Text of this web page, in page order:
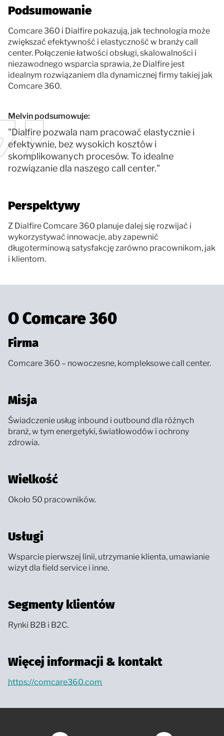
Podsumowanie
Comcare 360 i Dialfire pokazują, jak technologia może
zwiększać efektywność i elastyczność w branży call
center. Połączenie łatwości obsługi, skalowalności i
niezawodnego wsparcia sprawia, że Dialfire jest
idealnym rozwiązaniem dla dynamicznej firmy takiej jak
Comcare 360.
Melvin podsumowuje:
"Dialfire pozwala nam pracować elastycznie i
efektywnie, bez wysokich kosztów i
skomplikowanych procesów. To idealne
rozwiązanie dla naszego call center."
Perspektywy
Z Dialfire Comcare 360 planuje dalej się rozwijać i
wykorzystywać innowacje, aby zapewnić
długoterminową satysfakcję zarówno pracownikom, jak
i klientom.
O Comcare 360
Firma
Comcare 360 – nowoczesne, kompleksowe call center.
Misja
Świadczenie usług inbound i outbound dla różnych
branż, w tym energetyki, światłowodów i ochrony
zdrowia.
Wielkość
Około 50 pracowników.
Usługi
Wsparcie pierwszej linii, utrzymanie klienta, umawianie
wizyt dla field service i inne.
Segmenty klientów
Rynki B2B i B2C.
Więcej informacji & kontakt
https://comcare360.com